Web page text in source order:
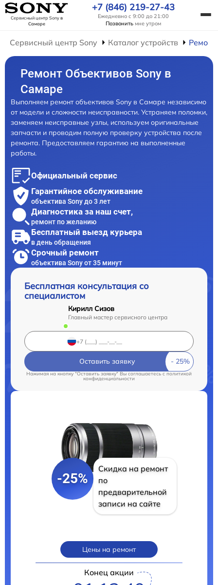
Сервисный центр Sonyв
Самаре
+7 (846) 219-27-43
Ежедневно с 9:00 до 21:00
Позвонить мне утром
Сервисный центр Sony Каталог устройств
Ремонт Объективов Sony в
Самаре
Выполняем ремонт объективов Sony в Самаре независимо
от модели и сложности неисправности. Устраняем поломки,
заменяем неисправные узлы, используем оригинальные
запчасти и проводим полную проверку устройства после
ремонта. Предоставляем гарантию на выполненные
работы.
Официальный сервис
Гарантийное обслуживание
объектива Sony до 3 лет
Диагностика за наш счет,
ремонт по желанию
Бесплатный выезд курьера
в день обращения
Срочный ремонт
объектива Sony от 35 минут
Бесплатная консультация со
специалистом
Кирилл Сизов
Главный мастер сервисного центра
Оставить заявку
Нажимая на кнопку "Оставить заявку" Вы соглашаетесь cполитикой
конфиденциальности
-25%
Скидка на ремонт
по
предварительной
записи на сайте
Цены на ремонт
Конец акции